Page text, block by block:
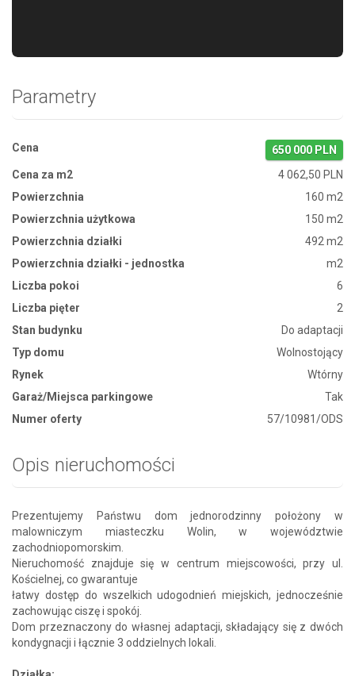
Parametry
Cena
650 000 PLN
Cena za m2
4 062,50 PLN
Powierzchnia
160 m2
Powierzchnia użytkowa
150 m2
Powierzchnia działki
492 m2
Powierzchnia działki - jednostka
m2
Liczba pokoi
6
Liczba pięter
2
Stan budynku
Do adaptacji
Typ domu
Wolnostojący
Rynek
Wtórny
Garaż/Miejsca parkingowe
Tak
Numer oferty
57/10981/ODS
Opis nieruchomości
Prezentujemy Państwu dom jednorodzinny położony w
malowniczym miasteczku Wolin, w województwie
zachodniopomorskim.
Nieruchomość znajduje się w centrum miejscowości, przy ul.
Kościelnej, co gwarantuje
łatwy dostęp do wszelkich udogodnień miejskich, jednocześnie
zachowując ciszę i spokój.
Dom przeznaczony do własnej adaptacji, składający się z dwóch
kondygnacji i łącznie 3 oddzielnych lokali.